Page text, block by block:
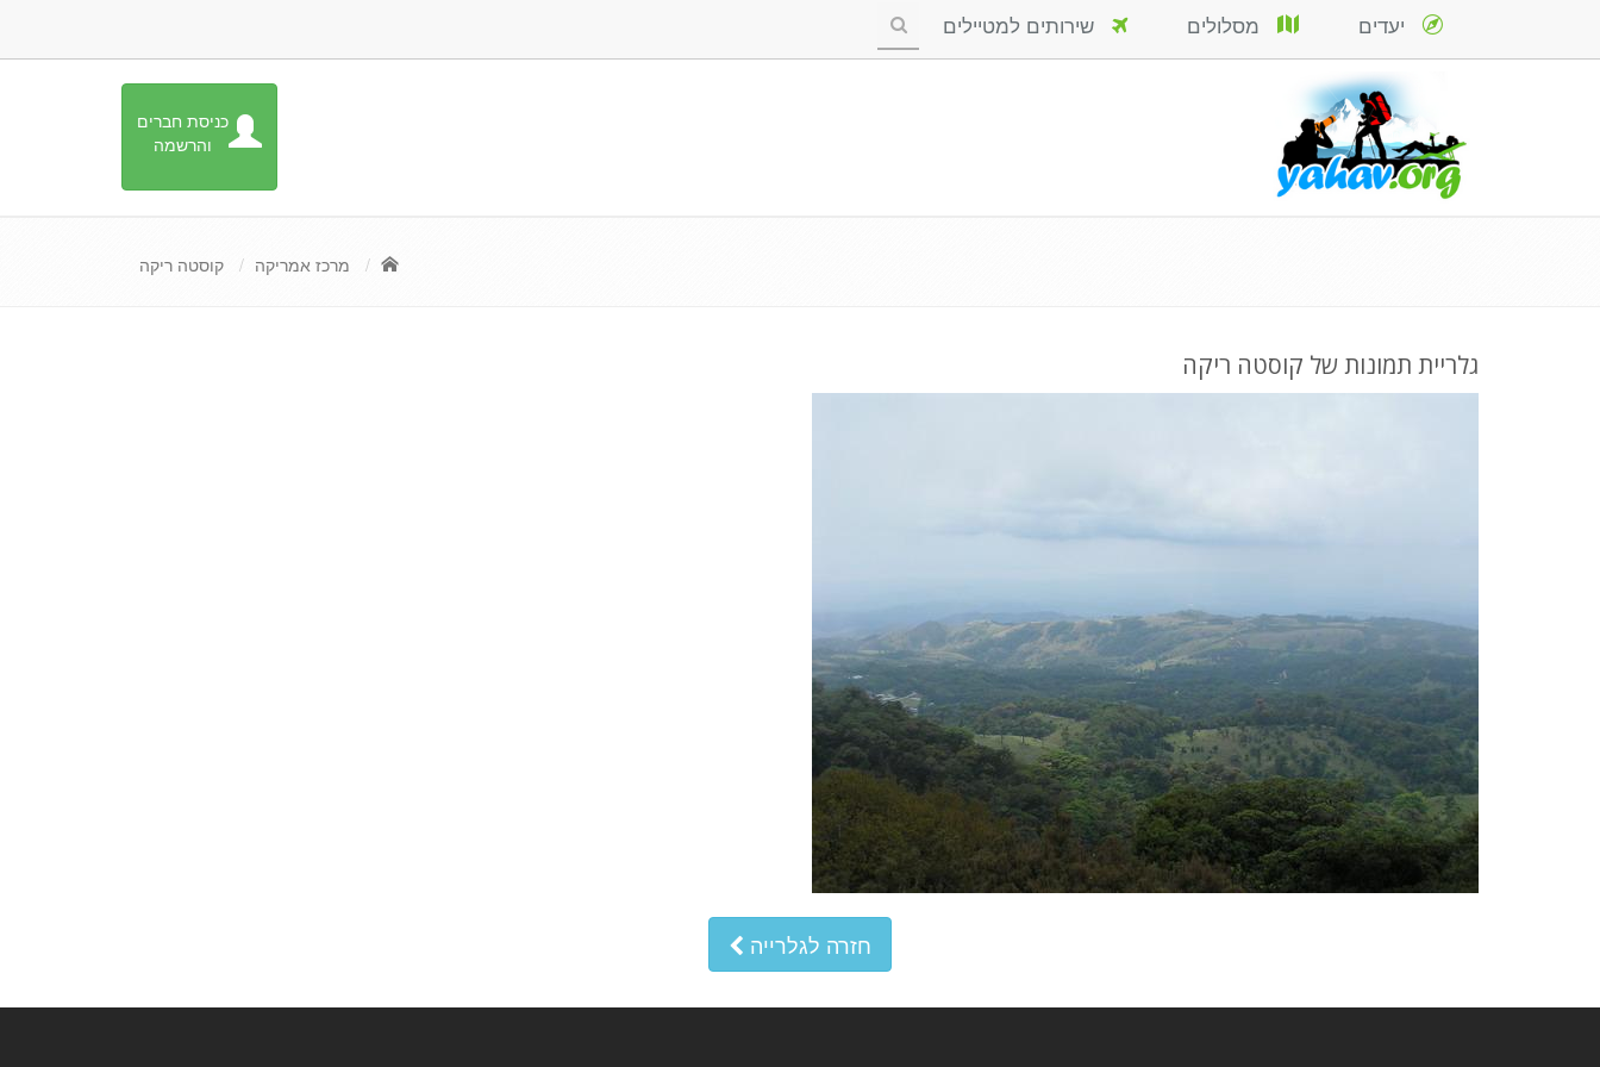
כניסת חברים
והרשמה
יעדים מסלולים שירותים למטיילים
מרכז אמריקה קוסטה ריקה
גלריית תמונות של קוסטה ריקה
חזרה לגלרייה